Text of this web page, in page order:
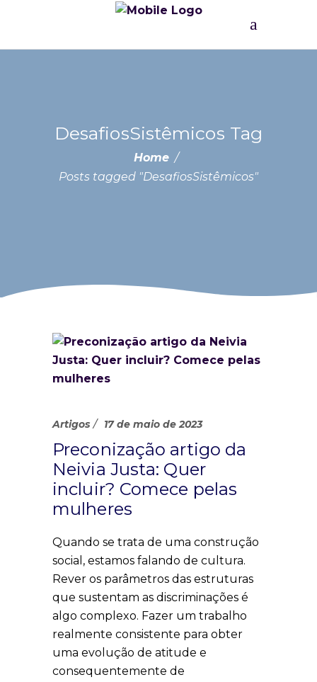
DesafiosSistêmicos Tag
Home/
Posts tagged "DesafiosSistêmicos"
Artigos 17 de maio de 2023
Preconização artigo da
Neivia Justa: Quer
incluir? Comece pelas
mulheres
Quando se trata de uma construção
social, estamos falando de cultura.
Rever os parâmetros das estruturas
que sustentam as discriminações é
algo complexo. Fazer um trabalho
realmente consistente para obter
uma evolução de atitude e
consequentemente de